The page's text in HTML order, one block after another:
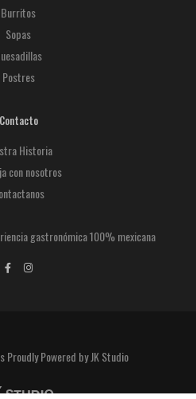
Burritos
Sopas
Postres
Contacto
Historia
con nosotros
gastronómica 100% mexicana
Proudly Powered by JK Studio